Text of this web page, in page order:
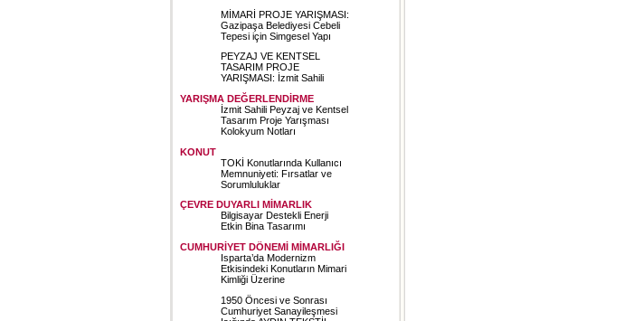
MİMARİ PROJE YARIŞMASI:
Gazipaşa Belediyesi Cebeli
Tepesi için Simgesel Yapı
PEYZAJ VE KENTSEL
TASARIM PROJE
YARIŞMASI: İzmit Sahili
YARIŞMA DEĞERLENDİRME
İzmit Sahili Peyzaj ve Kentsel
Tasarım Proje Yarışması
Kolokyum Notları
KONUT
TOKİ Konutlarında Kullanıcı
Memnuniyeti: Fırsatlar ve
Sorumluluklar
ÇEVRE DUYARLI MİMARLIK
Bilgisayar Destekli Enerji
Etkin Bina Tasarımı
CUMHURİYET DÖNEMİ MİMARLIĞI
Isparta’da Modernizm
Etkisindeki Konutların Mimari
Kimliği Üzerine
1950 Öncesi ve Sonrası
Cumhuriyet Sanayileşmesi